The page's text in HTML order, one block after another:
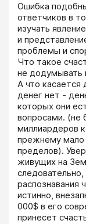
Ошибка
ответчиков в
изучать
и
проблемы и
Что такое
не додумывать
А что касается
денег нет -
которых они
вопросами. (не
миллиардеров
прежнему мало
пределов).
живущих на
распознавания
истинно,
000$ в его
принесет